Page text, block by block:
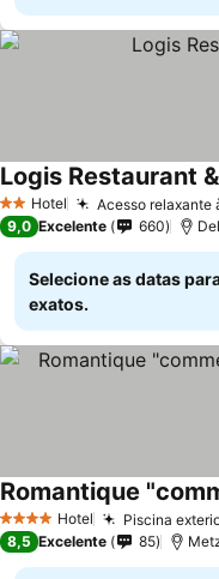
2 Estrelas
Hotel Acesso relaxante
Logis Restaurant
9,0 Excelente 660
Selecione as datas
exatos.
4 EstrelasHotel Piscina
Ver preços
8,5 Excelente 85